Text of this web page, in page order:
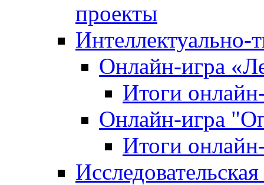
проекты
Интеллектуально-
Онлайн-игра
Итоги
Онлайн-игра
Итоги